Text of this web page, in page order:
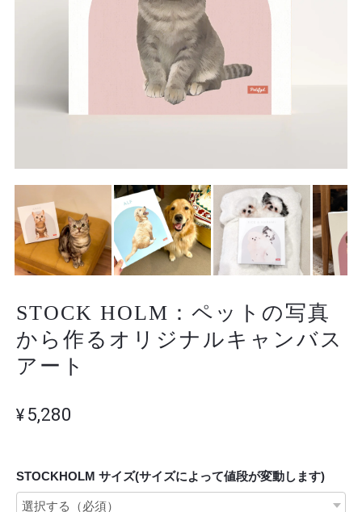
STOCK HOLM：ペットの写真
から作るオリジナルキャンバス
アート
¥5,280
STOCKHOLM サイズ(サイズによって値段が変動します)